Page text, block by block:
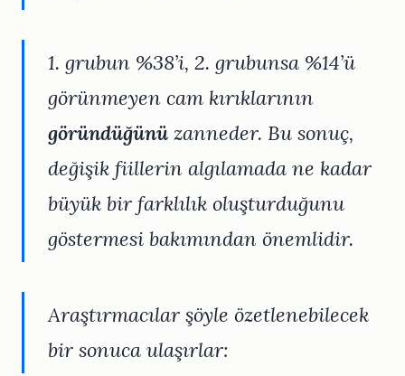
1. grubun %38’i, 2. grubunsa %14’ü
görünmeyen cam kırıklarının
göründüğünü zanneder. Bu sonuç,
değişik fiillerin algılamada ne kadar
büyük bir farklılık oluşturduğunu
göstermesi bakımından önemlidir.
Araştırmacılar şöyle özetlenebilecek
bir sonuca ulaşırlar: